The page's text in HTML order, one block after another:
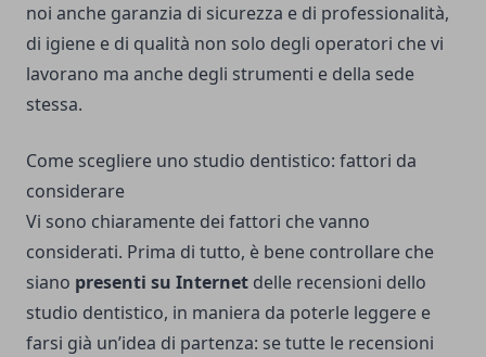
noi anche garanzia di sicurezza e di professionalità,
di igiene e di qualità non solo degli operatori che vi
lavorano ma anche degli strumenti e della sede
stessa.
Come scegliere uno studio dentistico: fattori da
considerare
Vi sono chiaramente dei fattori che vanno
considerati. Prima di tutto, è bene controllare che
siano presenti su Internet delle recensioni dello
studio dentistico, in maniera da poterle leggere e
farsi già un’idea di partenza: se tutte le recensioni